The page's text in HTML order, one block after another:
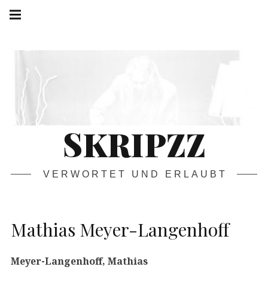
Springe
zum
SKRIPZZ
VERWORTET UND ERLAUBT
Mathias Meyer-Langenhoff
Meyer-Langenhoff, Mathias